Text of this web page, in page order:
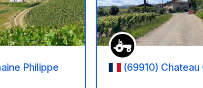
Philippe
(69910) Chateau